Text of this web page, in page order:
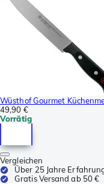
Wüsthof Gourmet
49,90 €
Vorrätig
Vergleichen
Über 25 Jahre
Gratis Versand ab 50 €